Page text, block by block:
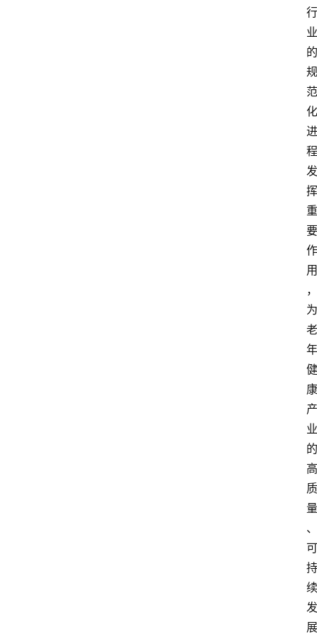
行
业
的
规
范
化
进
程
发
挥
重
要
作
用
，
为
老
年
健
康
产
业
的
高
质
量
、
可
持
续
发
展